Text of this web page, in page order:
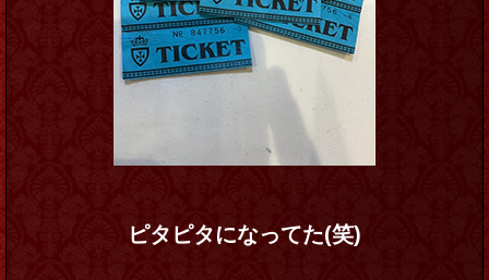
ピタピタになってた(笑)